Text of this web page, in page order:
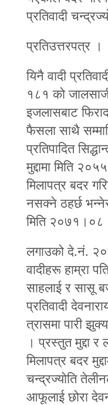
प्रतिवादी
प्रतिउत्तरपत्र ।
यिनै वादी
१८१ को
इजलासबाट
फैसला साथै
प्रतिपादित
मुद्दामा मिति
मिलापत्र बदर
नसक्ने ठहर्छ
मिति
लगाउको दे.नं.
वादीहरू हाम्रा
साहलाई र सासू
प्रतिवादी
त्रासमा पारी
। प्रस्तुत मुद्दा
मिलापत्र बदर
चन्द्रज्योति
आफूलाई छोरा